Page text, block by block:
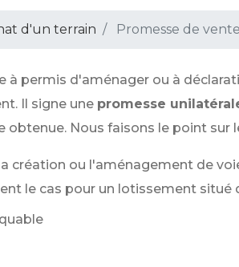
d'un terrain Promesse de
permis d'aménager ou à
Il signe une promesse
Nous faisons le point sur
création ou l'aménagement de
le cas pour un lotissement situé